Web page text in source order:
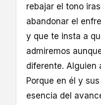
rebajar el tono
abandonar el
y que te insta a
admiremos
diferente. Alguien
Porque en él y
esencia del